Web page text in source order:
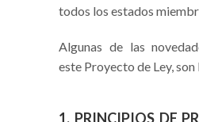
todos los estados
Algunas de las
este Proyecto de Ley, son
1. PRINCIPIOS DE